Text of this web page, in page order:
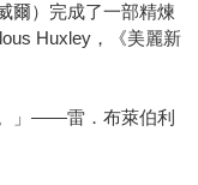
爾）完成了一部精煉
Huxley，《美麗新
」――雷．布萊伯利